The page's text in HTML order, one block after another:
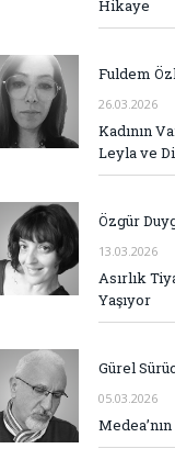
Hikaye
Fuldem
26.03.2026
Kadının
Leyla ve
Özgür
13.03.2026
Asırlık
Yaşıyor
Gürel
05.03.2026